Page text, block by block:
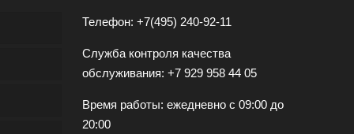
Телефон: +7(495) 240-92-11
Служба контроля качества
обслуживания: +7 929 958 44 05
Время работы: ежедневно с 09:00 до
20:00